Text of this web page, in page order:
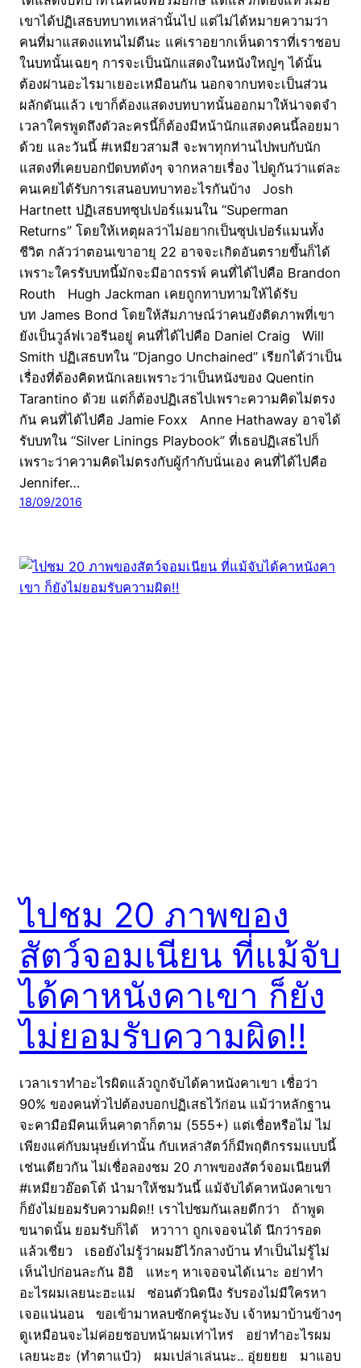
เขาได้ปฏิเสธบทบาทเหล่านั้นไป แต่ไม่ได้หมายความว่า
คนที่มาแสดงแทนไม่ดีนะ แค่เราอยากเห็นดาราที่เราชอบ
ในบทนั้นเฉยๆ การจะเป็นนักแสดงในหนังใหญ่ๆ ได้นั้น
ต้องผ่านอะไรมาเยอะเหมือนกัน นอกจากบทจะเป็นส่วน
ผลักดันแล้ว เขาก็ต้องแสดงบทบาทนั้นออกมาให้น่าจดจำ
เวลาใครพูดถึงตัวละครนี้ก็ต้องมีหน้านักแสดงคนนี้ลอยมา
ด้วย และวันนี้ #เหมียวสามสี จะพาทุกท่านไปพบกับนัก
แสดงที่เคยบอกปัดบทดังๆ จากหลายเรื่อง ไปดูกันว่าแต่ละ
คนเคยได้รับการเสนอบทบาทอะไรกันบ้าง Josh
Hartnett ปฏิเสธบทซุปเปอร์แมนใน “Superman
Returns” โดยให้เหตุผลว่าไม่อยากเป็นซุปเปอร์แมนทั้ง
ชีวิต กลัวว่าตอนเขาอายุ 22 อาจจะเกิดอันตรายขึ้นก็ได้
เพราะใครรับบทนี้มักจะมีอาถรรพ์ คนที่ได้ไปคือ Brandon
Routh Hugh Jackman เคยถูกทาบทามให้ได้รับ
บท James Bond โดยให้สัมภาษณ์ว่าคนยังติดภาพที่เขา
ยังเป็นวูล์ฟเวอรีนอยู่ คนที่ได้ไปคือ Daniel Craig Will
Smith ปฏิเสธบทใน “Django Unchained” เรียกได้ว่าเป็น
เรื่องที่ต้องคิดหนักเลยเพราะว่าเป็นหนังของ Quentin
Tarantino ด้วย แต่ก็ต้องปฏิเสธไปเพราะความคิดไม่ตรง
กัน คนที่ได้ไปคือ Jamie Foxx Anne Hathaway อาจได้
รับบทใน “Silver Linings Playbook” ที่เธอปฏิเสธไปก็
เพราะว่าความคิดไม่ตรงกับผู้กำกับนั่นเอง คนที่ได้ไปคือ
Jennifer…
18/09/2016
ไปชม 20 ภาพของ
สัตว์จอมเนียน ที่แม้จับ
ได้คาหนังคาเขา ก็ยัง
ไม่ยอมรับความผิด!!
เวลาเราทำอะไรผิดแล้วถูกจับได้คาหนังคาเขา เชื่อว่า
90% ของคนทั่วไปต้องบอกปฏิเสธไว้ก่อน แม้ว่าหลักฐาน
จะคามือมีคนเห็นคาตาก็ตาม (555+) แต่เชื่อหรือไม่ ไม่
เพียงแค่กับมนุษย์เท่านั้น กับเหล่าสัตว์ก็มีพฤติกรรมแบบนี้
เช่นเดียวกัน ไม่เชื่อลองชม 20 ภาพของสัตว์จอมเนียนที่
#เหมียวอ๊อดโด้ นำมาให้ชมวันนี้ แม้จับได้คาหนังคาเขา
ก็ยังไม่ยอมรับความผิด!! เราไปชมกันเลยดีกว่า ถ้าพูด
ขนาดนั้น ยอมรับก็ได้ หวาาา ถูกเจอจนได้ นึกว่ารอด
แล้วเชียว เธอยังไม่รู้ว่าผมอึไว้กลางบ้าน ทำเป็นไม่รู้ไม่
เห็นไปก่อนละกัน อิอิ แหะๆ หาเจอจนได้เนาะ อย่าทำ
อะไรผมเลยนะฮะแม่ ซ่อนตัวนิดนึง รับรองไม่มีใครหา
เจอแน่นอน ขอเข้ามาหลบซักครู่นะงับ เจ้าหมาบ้านข้างๆ
ดูเหมือนจะไม่ค่อยชอบหน้าผมเท่าไหร่ อย่าทำอะไรผม
เลยนะฮะ (ทำตาแป๋ว) ผมเปล่าเล่นนะ.. อุ่ยยยย มาแอบ